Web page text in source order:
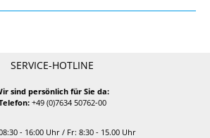
SERVICE-HOTLINE
sind persönlich für Sie da:
+49 (0)7634 50762-00
- 16:00 Uhr / Fr: 8:30 - 15.00 Uhr